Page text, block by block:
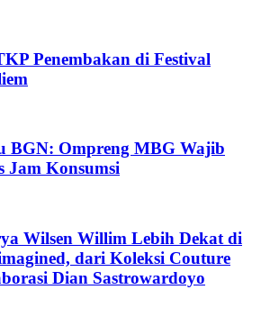
Penembakan di Festival
BGN: Ompreng MBG Wajib
Jam Konsumsi
Wilsen Willim Lebih Dekat di
dari Koleksi Couture
Dian Sastrowardoyo